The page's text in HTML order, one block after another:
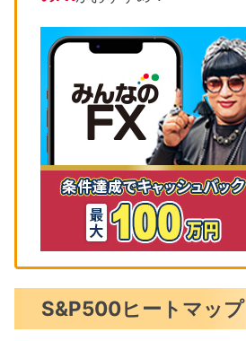
S&P500ヒートマップ